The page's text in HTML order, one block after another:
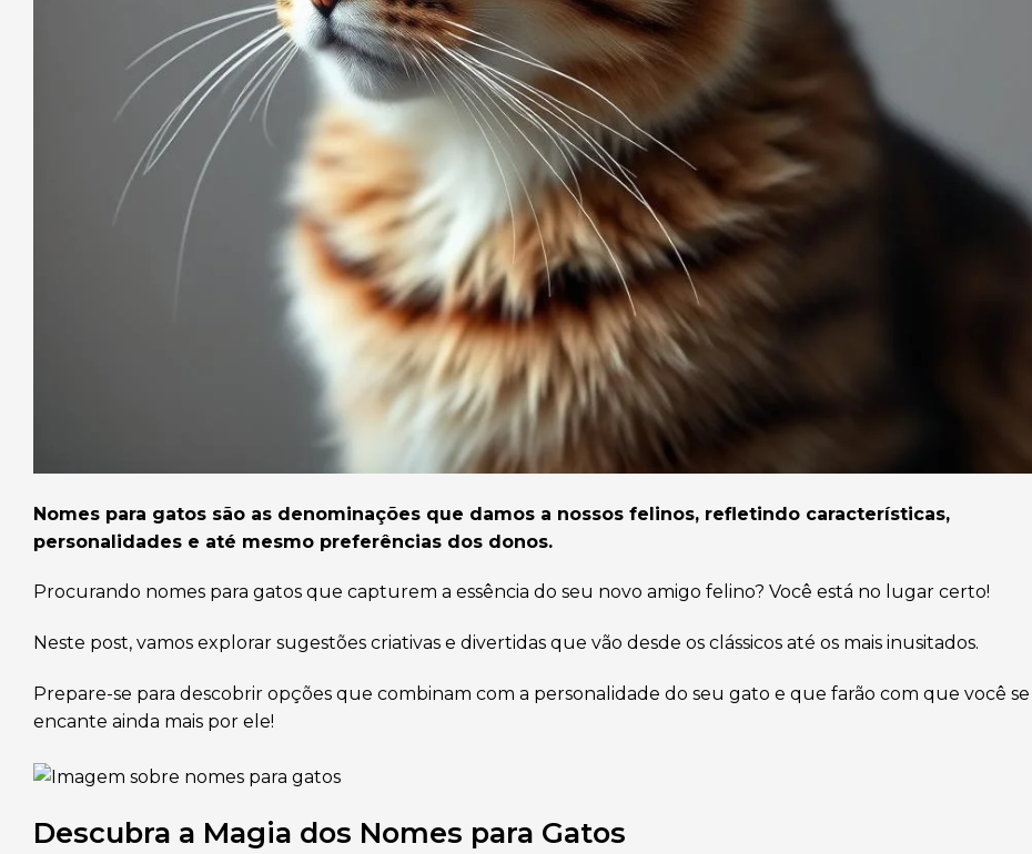
Nomes para gatos são as denominações que damos a nossos felinos, refletindo características,
personalidades e até mesmo preferências dos donos.
Procurando nomes para gatos que capturem a essência do seu novo amigo felino? Você está no lugar certo!
Neste post, vamos explorar sugestões criativas e divertidas que vão desde os clássicos até os mais inusitados.
Prepare-se para descobrir opções que combinam com a personalidade do seu gato e que farão com que você se
encante ainda mais por ele!
Descubra a Magia dos Nomes para Gatos